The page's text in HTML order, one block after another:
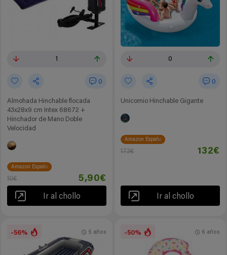
1
0
Almohada Hinchable flocada
43x28x9 cm Intex 68672 +
Hinchador de Mano Doble
Velocidad
Amazon España
10€ 5,90€
Ir al chollo
0
0
Unicornio Hinchable Gigante
Amazon España
173€ 132€
Ir al chollo
-56% 5 años -50% 6 años